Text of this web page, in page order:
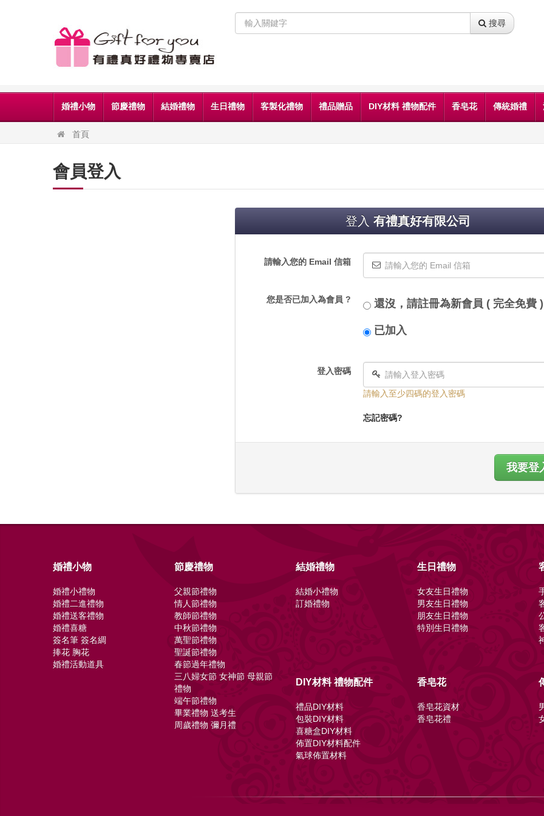
搜尋
婚禮小物 節慶禮物 結婚禮物 生日禮物 客製化禮物 禮品贈品 DIY材料 禮物配件 香皂花 傳統婚禮
首頁
會員登入
登入 有禮真好有限公司
請輸入您的 Email 信箱
您是否已加入為會員 ? 還沒，請註冊為新會員 ( 完全免費 )
已加入
登入密碼
請輸入至少四碼的登入密碼
忘記密碼?
我要登
婚禮小物
婚禮小禮物
婚禮二進禮物
婚禮送客禮物
婚禮喜糖
簽名筆 簽名綢
捧花 胸花
婚禮活動道具
節慶禮物
父親節禮物
情人節禮物
教師節禮物
中秋節禮物
萬聖節禮物
聖誕節禮物
春節過年禮物
三八婦女節 女神節 母親節
禮物
端午節禮物
畢業禮物 送考生
周歲禮物 彌月禮
結婚禮物
結婚小禮物
訂婚禮物
生日禮物
女友生日禮物
男友生日禮物
朋友生日禮物
特別生日禮物
DIY材料 禮物配件
禮品DIY材料
包裝DIY材料
喜糖盒DIY材料
佈置DIY材料配件
氣球佈置材料
香皂花
香皂花資材
香皂花禮